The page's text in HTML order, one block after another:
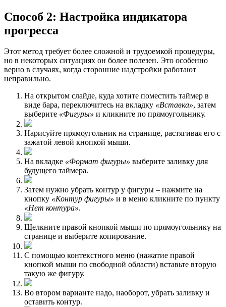
Способ 2: Настройка индикатора
прогресса
Этот метод требует более сложной и трудоемкой процедуры,
но в некоторых ситуациях он более полезен. Это особенно
верно в случаях, когда сторонние надстройки работают
неправильно.
На открытом слайде, куда хотите поместить таймер в
виде бара, переключитесь на вкладку «Вставка», затем
выберите «Фигуры» и кликните по прямоугольнику.
Нарисуйте прямоугольник на странице, растягивая его с
зажатой левой кнопкой мыши.
На вкладке «Формат фигуры» выберите заливку для
будущего таймера.
Затем нужно убрать контур у фигуры – нажмите на
кнопку «Контур фигуры» и в меню кликните по пункту
«Нет контура».
Щелкните правой кнопкой мыши по прямоугольнику на
странице и выберите копирование.
С помощью контекстного меню (нажатие правой
кнопкой мыши по свободной области) вставьте вторую
такую же фигуру.
Во втором варианте надо, наоборот, убрать заливку и
оставить контур.